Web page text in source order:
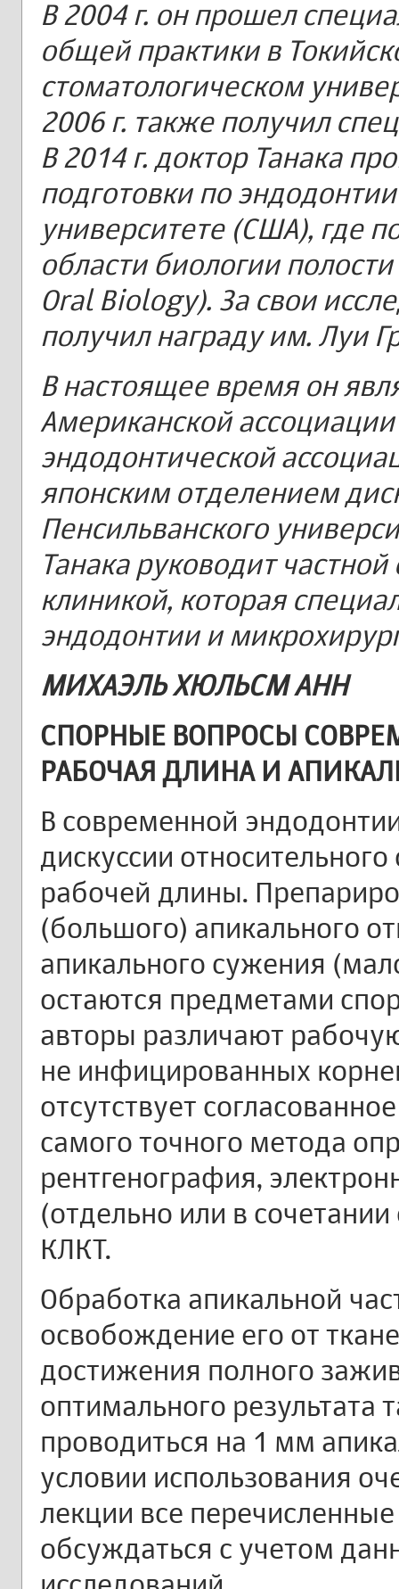
В 2004 г. он прошел
общей практики в
стоматологическом
2006 г. также получил
В 2014 г. доктор Танака
подготовки по
университете (США), где
области биологии
Oral Biology). За свои
получил награду им. Луи
В настоящее время он
Американской
эндодонтической
японским отделением
Пенсильванского
Танака руководит
клиникой, которая
эндодонтии и
MИХАЭЛЬ ХЮЛЬСМ АНН
СПОРНЫЕ ВОПРОСЫ
РАБОЧАЯ ДЛИНА И
В современной
дискуссии
рабочей длины.
(большого) апикального
апикального сужения
остаются предметами
авторы различают
не инфицированных
отсутствует
самого точного метода
рентгенография,
(отдельно или в
КЛКТ.
Обработка апикальной
освобождение его от
достижения полного
оптимального результата
проводиться на 1 мм
условии использования
лекции все
обсуждаться с учетом